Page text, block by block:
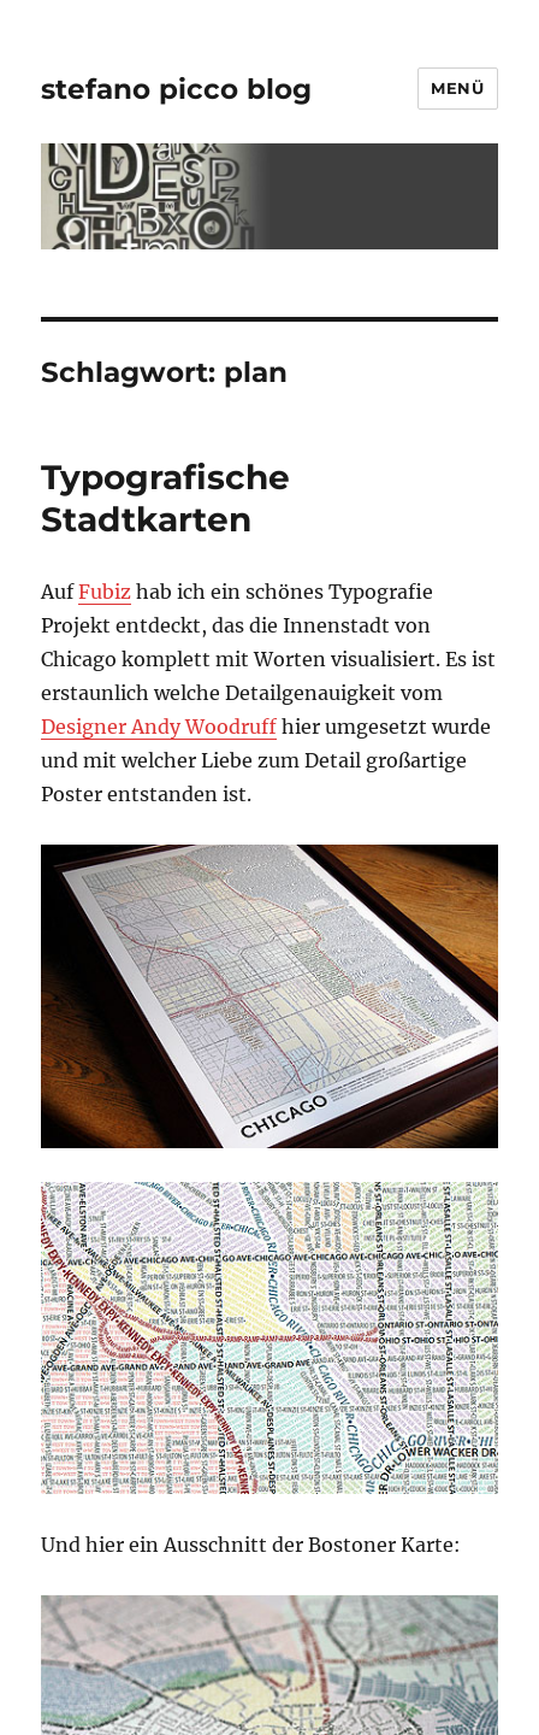
stefano picco blog MENÜ
Schlagwort: plan
Typografische
Stadtkarten
AufFubiz hab ich ein schönes Typografie
Projekt entdeckt, das die Innenstadt von
Chicago komplett mit Worten visualisiert. Es ist
erstaunlich welche Detailgenauigkeit vom
Designer Andy Woodruff hier umgesetzt wurde
und mit welcher Liebe zum Detail großartige
Poster entstanden ist.
Und hier ein Ausschnitt der Bostoner Karte: